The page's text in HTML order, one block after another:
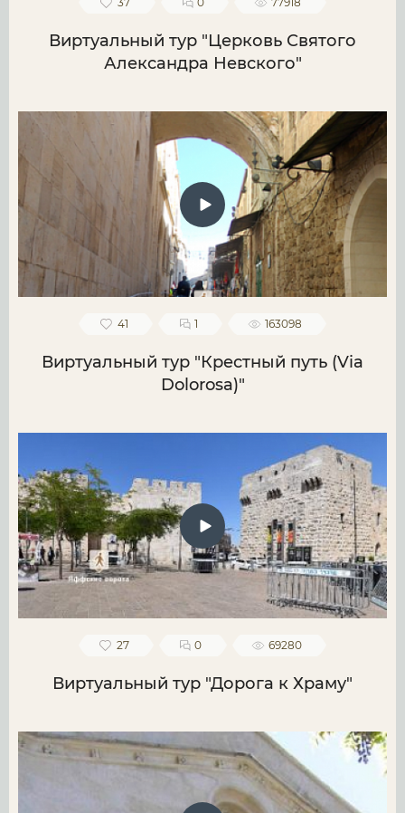
Виртуальный тур "Церковь Святого
Александра Невского"
41 1 163098
Виртуальный тур "Крестный путь (Via
Dolorosa)"
27 0 69280
Виртуальный тур "Дорога к Храму"